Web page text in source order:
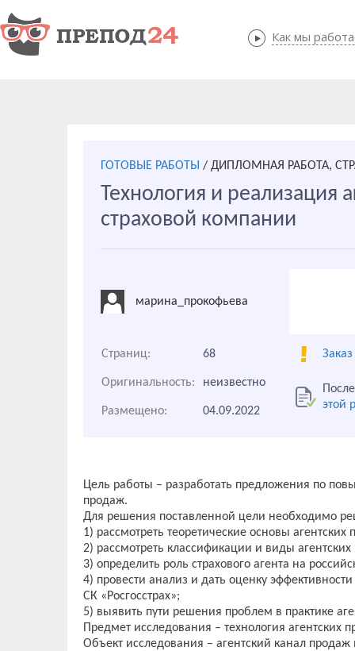
Как мы
Как мы
ГОТОВЫЕ РАБОТЫ / ДИПЛОМНАЯ РАБОТА,
Технология и реализация
страховой компании
марина_прокофьева
Страниц: 68
Оригинальность: неизвестно
этой
Размещено: 04.09.2022
Цель работы – разработать предложения по
продаж.
Для решения поставленной цели необходимо
1) рассмотреть теоретические основы
2) рассмотреть классификации и виды
3) определить роль страхового агента на
4) провести анализ и дать оценку
СК «Росгосстрах»;
5) выявить пути решения проблем в практике
Предмет исследования – технология агентских
Объект исследования – агентский канал продаж